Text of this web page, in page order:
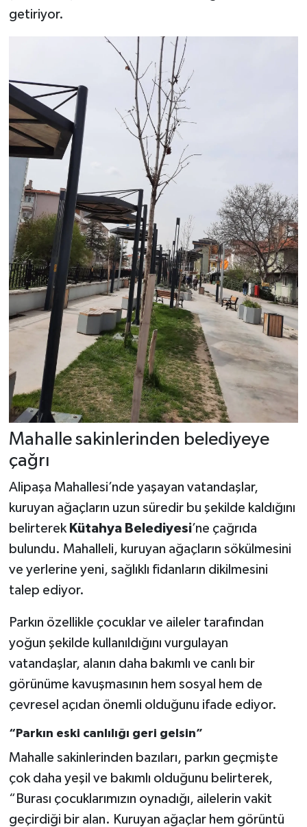
getiriyor.
Mahalle sakinlerinden belediyeye
çağrı
Alipaşa Mahallesi’nde yaşayan vatandaşlar,
kuruyan ağaçların uzun süredir bu şekilde kaldığını
belirterek Kütahya Belediyesi’ne çağrıda
bulundu. Mahalleli, kuruyan ağaçların sökülmesini
ve yerlerine yeni, sağlıklı fidanların dikilmesini
talep ediyor.
Parkın özellikle çocuklar ve aileler tarafından
yoğun şekilde kullanıldığını vurgulayan
vatandaşlar, alanın daha bakımlı ve canlı bir
görünüme kavuşmasının hem sosyal hem de
çevresel açıdan önemli olduğunu ifade ediyor.
“Parkın eski canlılığı geri gelsin”
Mahalle sakinlerinden bazıları, parkın geçmişte
çok daha yeşil ve bakımlı olduğunu belirterek,
“Burası çocuklarımızın oynadığı, ailelerin vakit
geçirdiği bir alan. Kuruyan ağaçlar hem görüntü